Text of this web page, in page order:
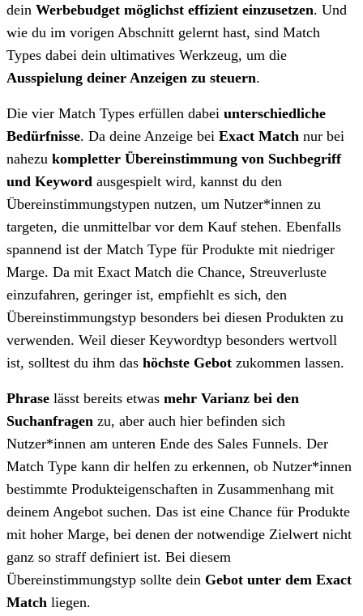
dein Werbebudget möglichst effizient einzusetzen. Und
wie du im vorigen Abschnitt gelernt hast, sind Match
Types dabei dein ultimatives Werkzeug, um die
Ausspielung deiner Anzeigen zu steuern.
Die vier Match Types erfüllen dabei unterschiedliche
Bedürfnisse. Da deine Anzeige bei Exact Match nur bei
nahezu kompletter Übereinstimmung von Suchbegriff
und Keyword ausgespielt wird, kannst du den
Übereinstimmungstypen nutzen, um Nutzer*innen zu
targeten, die unmittelbar vor dem Kauf stehen. Ebenfalls
spannend ist der Match Type für Produkte mit niedriger
Marge. Da mit Exact Match die Chance, Streuverluste
einzufahren, geringer ist, empfiehlt es sich, den
Übereinstimmungstyp besonders bei diesen Produkten zu
verwenden. Weil dieser Keywordtyp besonders wertvoll
ist, solltest du ihm das höchste Gebot zukommen lassen.
Phrase lässt bereits etwas mehr Varianz bei den
Suchanfragen zu, aber auch hier befinden sich
Nutzer*innen am unteren Ende des Sales Funnels. Der
Match Type kann dir helfen zu erkennen, ob Nutzer*innen
bestimmte Produkteigenschaften in Zusammenhang mit
deinem Angebot suchen. Das ist eine Chance für Produkte
mit hoher Marge, bei denen der notwendige Zielwert nicht
ganz so straff definiert ist. Bei diesem
Übereinstimmungstyp sollte dein Gebot unter dem Exact
Match liegen.